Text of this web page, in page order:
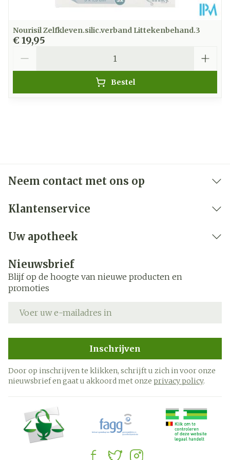
Nourisil Zelfkleven.silic.verband Littekenbehand.3
€ 19,95
Bestel
Neem contact met ons op
Klantenservice
Uw apotheek
Nieuwsbrief
Blijf op de hoogte van nieuwe producten en
promoties
Inschrijven
Door op inschrijven te klikken, schrijft u zich in voor onze
nieuwsbrief en gaat u akkoord met onze privacy policy.